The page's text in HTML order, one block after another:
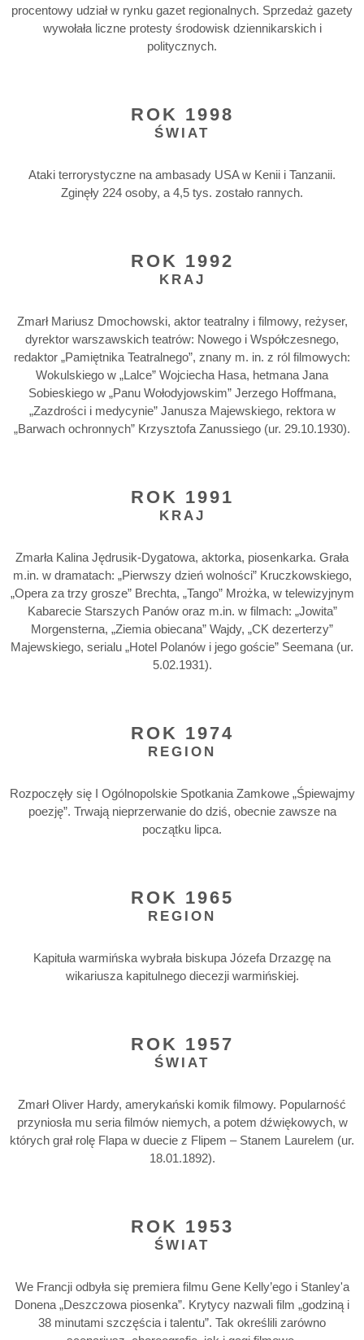
procentowy udział w rynku gazet regionalnych. Sprzedaż gazety
wywołała liczne protesty środowisk dziennikarskich i
politycznych.
ROK 1998
ŚWIAT
Ataki terrorystyczne na ambasady USA w Kenii i Tanzanii.
Zginęły 224 osoby, a 4,5 tys. zostało rannych.
ROK 1992
KRAJ
Zmarł Mariusz Dmochowski, aktor teatralny i filmowy, reżyser,
dyrektor warszawskich teatrów: Nowego i Współczesnego,
redaktor „Pamiętnika Teatralnego”, znany m. in. z ról filmowych:
Wokulskiego w „Lalce” Wojciecha Hasa, hetmana Jana
Sobieskiego w „Panu Wołodyjowskim” Jerzego Hoffmana,
„Zazdrości i medycynie” Janusza Majewskiego, rektora w
„Barwach ochronnych” Krzysztofa Zanussiego (ur. 29.10.1930).
ROK 1991
KRAJ
Zmarła Kalina Jędrusik-Dygatowa, aktorka, piosenkarka. Grała
m.in. w dramatach: „Pierwszy dzień wolności” Kruczkowskiego,
„Opera za trzy grosze” Brechta, „Tango” Mrożka, w telewizyjnym
Kabarecie Starszych Panów oraz m.in. w filmach: „Jowita”
Morgensterna, „Ziemia obiecana” Wajdy, „CK dezerterzy”
Majewskiego, serialu „Hotel Polanów i jego goście” Seemana (ur.
5.02.1931).
ROK 1974
REGION
Rozpoczęły się I Ogólnopolskie Spotkania Zamkowe „Śpiewajmy
poezję”. Trwają nieprzerwanie do dziś, obecnie zawsze na
początku lipca.
ROK 1965
REGION
Kapituła warmińska wybrała biskupa Józefa Drzazgę na
wikariusza kapitulnego diecezji warmińskiej.
ROK 1957
ŚWIAT
Zmarł Oliver Hardy, amerykański komik filmowy. Popularność
przyniosła mu seria filmów niemych, a potem dźwiękowych, w
których grał rolę Flapa w duecie z Flipem – Stanem Laurelem (ur.
18.01.1892).
ROK 1953
ŚWIAT
We Francji odbyła się premiera filmu Gene Kelly’ego i Stanley'a
Donena „Deszczowa piosenka”. Krytycy nazwali film „godziną i
38 minutami szczęścia i talentu”. Tak określili zarówno